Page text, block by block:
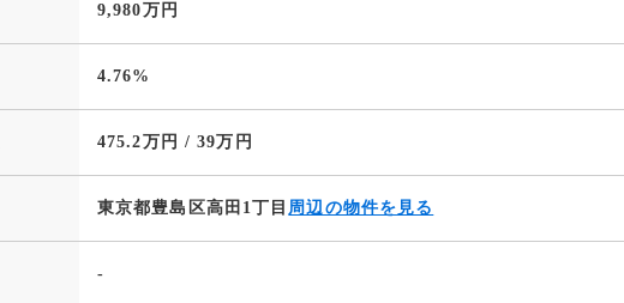
9,980万円
4.76%
475.2万円 / 39万円
東京都豊島区高田1丁目 周辺の物件を見る
-